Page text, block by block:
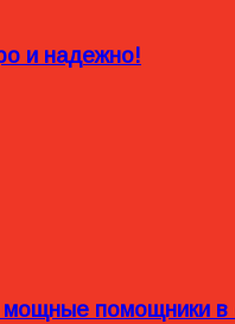
и надежно!
мощные помощники в